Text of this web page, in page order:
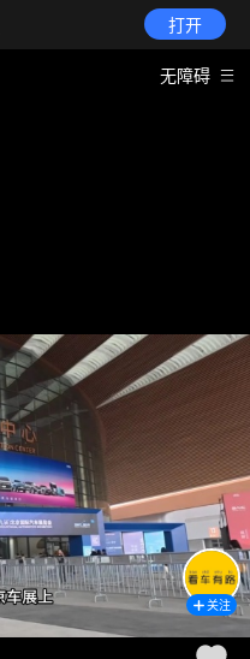
打开
无障碍
关注